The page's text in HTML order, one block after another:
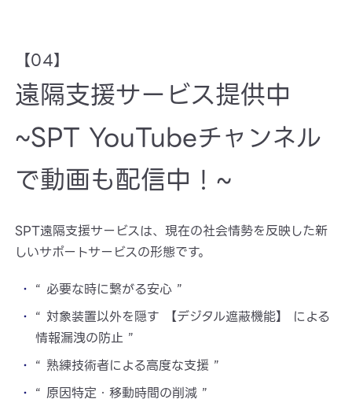
【04】
遠隔支援サービス提供中
~SPT YouTubeチャンネル
で動画も配信中！~
SPT遠隔支援サービスは、現在の社会情勢を反映した新
しいサポートサービスの形態です。
“ 必要な時に繋がる安心 ”
“ 対象装置以外を隠す 【デジタル遮蔽機能】 による
情報漏洩の防止 ”
“ 熟練技術者による高度な支援 ”
“ 原因特定・移動時間の削減 ”